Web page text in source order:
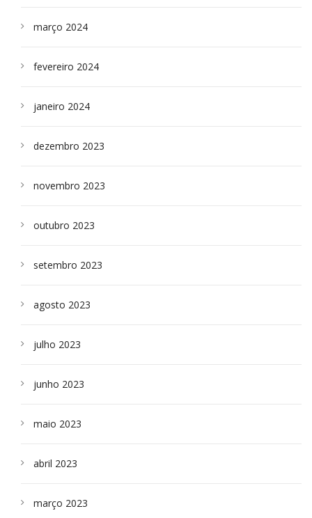
março 2024
fevereiro 2024
janeiro 2024
dezembro 2023
novembro 2023
outubro 2023
setembro 2023
agosto 2023
julho 2023
junho 2023
maio 2023
abril 2023
março 2023